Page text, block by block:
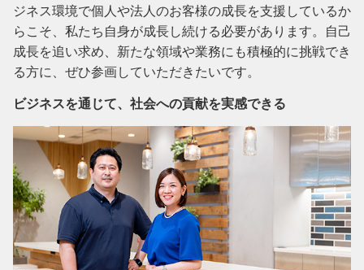
ジネス環境で個人や法人のお客様の成長を支援しているか
らこそ、私たち自身が成長し続ける必要があります。自己
成長を追い求め、新たな領域や業務にも積極的に挑戦でき
る方に、ぜひ参画していただきたいです。
ビジネスを通じて、社会への貢献を実感できる